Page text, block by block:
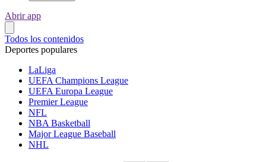
Abrir app
Todos los contenidos
Deportes populares
LaLiga
UEFA Champions League
UEFA Europa League
Premier League
NFL
NBA Basketball
Major League Baseball
NHL